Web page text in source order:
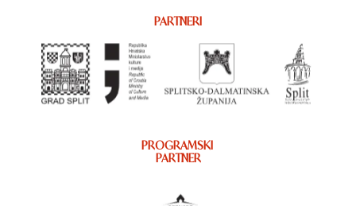
PARTNERI
PROGRAMSKI
PARTNER